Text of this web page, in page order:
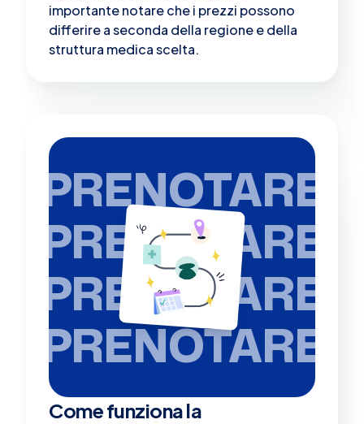
importante notare che i prezzi possono
differire a seconda della regione e della
struttura medica scelta.
PRENOTARE
PRENOTARE
PRENOTARE
PRENOTARE
Come funziona la